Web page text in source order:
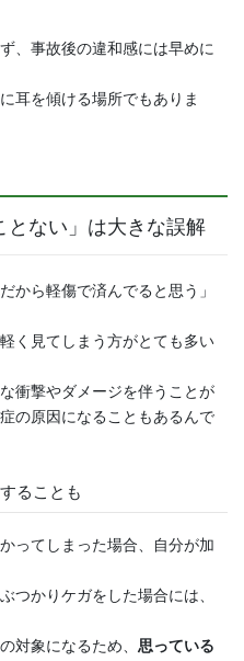
、事故後の違和感には早めに
耳を傾ける場所でもありま
とない」は大きな誤解
から軽傷で済んでると思う」
く見てしまう方がとても多い
衝撃やダメージを伴うことが
の原因になることもあるんで
ることも
ってしまった場合、自分が加
つかりケガをした場合には、
対象になるため、 思っている